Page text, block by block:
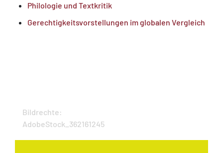
Philologie und Textkritik
Gerechtigkeitsvorstellungen im globalen Vergleich
Bildrechte:
AdobeStock_362161245